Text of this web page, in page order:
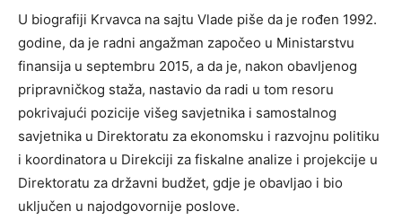
U biografiji Krvavca na sajtu Vlade piše da je rođen 1992.
godine, da je radni angažman započeo u Ministarstvu
finansija u septembru 2015, a da je, nakon obavljenog
pripravničkog staža, nastavio da radi u tom resoru
pokrivajući pozicije višeg savjetnika i samostalnog
savjetnika u Direktoratu za ekonomsku i razvojnu politiku
i koordinatora u Direkciji za fiskalne analize i projekcije u
Direktoratu za državni budžet, gdje je obavljao i bio
uključen u najodgovornije poslove.